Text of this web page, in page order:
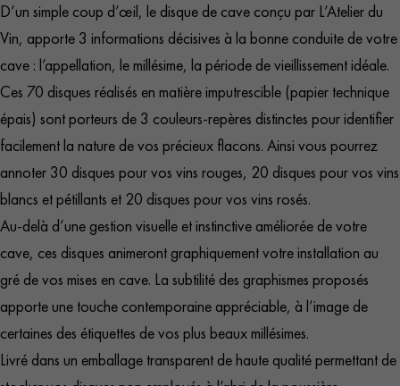
D’un simple coup d’œil, le disque de cave conçu par L’Atelier du
Vin, apporte 3 informations décisives à la bonne conduite de votre
cave : l’appellation, le millésime, la période de vieillissement idéale.
Ces 70 disques réalisés en matière imputrescible (papier technique
épais) sont porteurs de 3 couleurs-repères distinctes pour identifier
facilement la nature de vos précieux flacons. Ainsi vous pourrez
annoter 30 disques pour vos vins rouges, 20 disques pour vos vins
blancs et pétillants et 20 disques pour vos vins rosés.
Au-delà d’une gestion visuelle et instinctive améliorée de votre
cave, ces disques animeront graphiquement votre installation au
gré de vos mises en cave. La subtilité des graphismes proposés
apporte une touche contemporaine appréciable, à l’image de
certaines des étiquettes de vos plus beaux millésimes.
Livré dans un emballage transparent de haute qualité permettant de